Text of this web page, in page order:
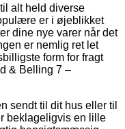
alt held diverse
er i øjeblikket
dine nye varer når det
er nemlig ret let
form for fragt
& Belling 7 –
sendt til dit hus eller til
beklageligvis en lille